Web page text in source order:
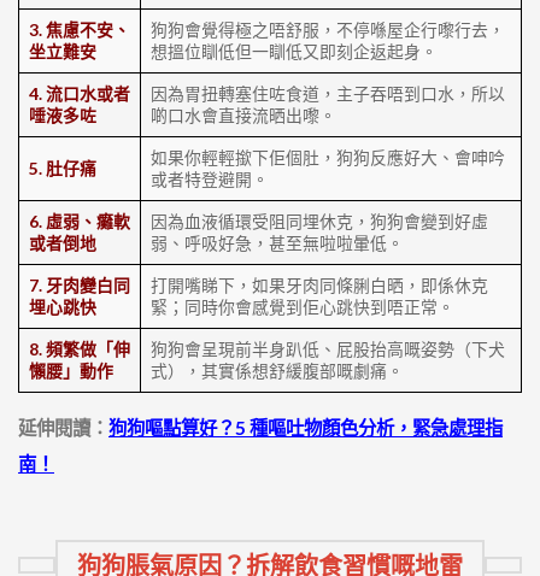
3. 焦慮不安、
坐立難安
狗狗會覺得極之唔舒服，不停喺屋企行嚟行去，
想搵位瞓低但一瞓低又即刻企返起身。
4. 流口水或者
唾液多咗
因為胃扭轉塞住咗食道，主子吞唔到口水，所以
啲口水會直接流晒出嚟。
5. 肚仔痛
如果你輕輕撳下佢個肚，狗狗反應好大、會呻吟
或者特登避開。
6. 虛弱、癱軟
或者倒地
因為血液循環受阻同埋休克，狗狗會變到好虛
弱、呼吸好急，甚至無啦啦暈低。
7. 牙肉變白同
埋心跳快
打開嘴睇下，如果牙肉同條脷白晒，即係休克
緊；同時你會感覺到佢心跳快到唔正常。
8. 頻繁做「伸
懶腰」動作
狗狗會呈現前半身趴低、屁股抬高嘅姿勢（下犬
式），其實係想舒緩腹部嘅劇痛。
延伸閱讀： 狗狗嘔點算好？5 種嘔吐物顏色分析，緊急處理指
南！
狗狗脹氣原因？拆解飲食習慣嘅地雷